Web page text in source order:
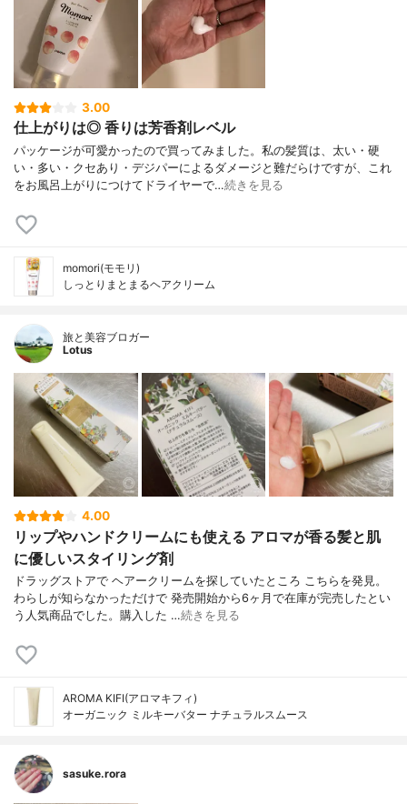
3.00
仕上がりは◎ 香りは芳香剤レベル
パッケージが可愛かったので買ってみました。私の髪質は、太い・硬
い・多い・クセあり・デジパーによるダメージと難だらけですが、これ
をお風呂上がりにつけてドライヤーで…続きを見る
momori(モモリ)
しっとりまとまるヘアクリーム
旅と美容ブロガー
Lotus
4.00
リップやハンドクリームにも使える アロマが香る髪と肌
に優しいスタイリング剤
ドラッグストアで ヘアークリームを探していたところ こちらを発見。
わらしが知らなかっただけで 発売開始から6ヶ月で在庫が完売したとい
う人気商品でした。購入した …続きを見る
AROMA KIFI(アロマキフィ)
オーガニック ミルキーバター ナチュラルスムース
sasuke.rora